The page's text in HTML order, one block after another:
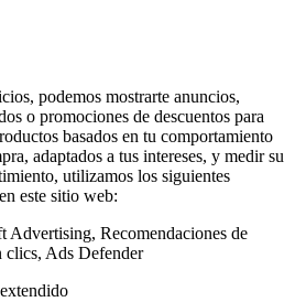
podemos mostrarte anuncios,
o promociones de descuentos para
basados en tu comportamiento
adaptados a tus intereses, y medir su
utilizamos los siguientes
este sitio web:
Advertising, Recomendaciones de
clics, Ads Defender